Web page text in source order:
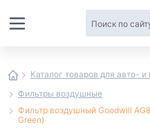
Каталог товаров для авто- и
Фильтры воздушные
Фильтр воздушный Goodwill
Green)
интернет-